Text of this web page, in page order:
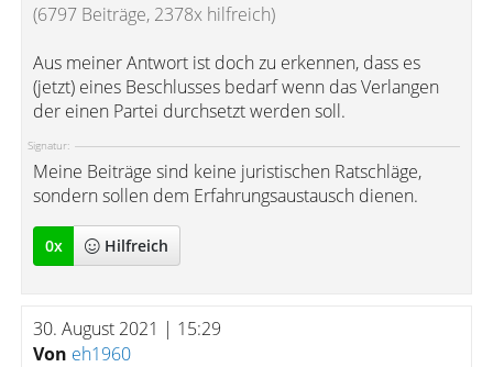
(6797 Beiträge, 2378x hilfreich)
Aus meiner Antwort ist doch zu erkennen, dass es
(jetzt) eines Beschlusses bedarf wenn das Verlangen
der einen Partei durchsetzt werden soll.
Signatur:
Meine Beiträge sind keine juristischen Ratschläge,
sondern sollen dem Erfahrungsaustausch dienen.
0x Hilfreich
30. August 2021 | 15:29
Von eh1960